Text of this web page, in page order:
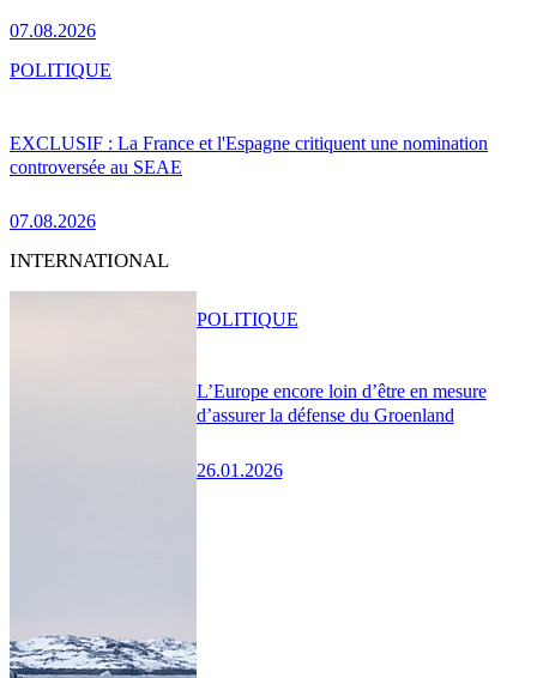
07.08.2026
EXCLUSIF : La France et l'Espagne critiquent une nomination
controversée au SEAE
07.08.2026
POLITIQUE
INTERNATIONAL
L’Europe encore loin d’être en mesure
d’assurer la défense du Groenland
26.01.2026
POLITIQUE